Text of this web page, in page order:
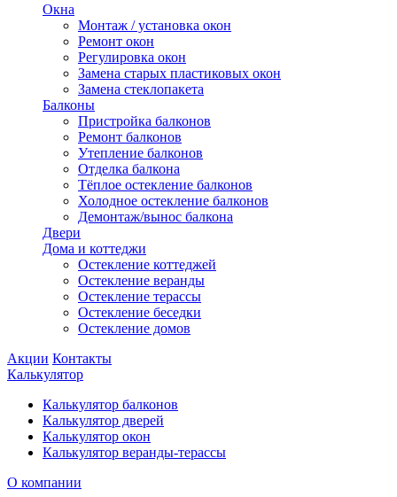
Окна
Монтаж / установка окон
Ремонт окон
Регулировка окон
Замена старых пластиковых окон
Замена стеклопакета
Балконы
Пристройка балконов
Ремонт балконов
Утепление балконов
Отделка балкона
Тёплое остекление балконов
Холодное остекление балконов
Демонтаж/вынос балкона
Двери
Дома и коттеджи
Остекление коттеджей
Остекление веранды
Остекление терассы
Остекление беседки
Остекление домов
Акции Контакты
Калькулятор
Калькулятор балконов
Калькулятор дверей
Калькулятор окон
Калькулятор веранды-терассы
О компании